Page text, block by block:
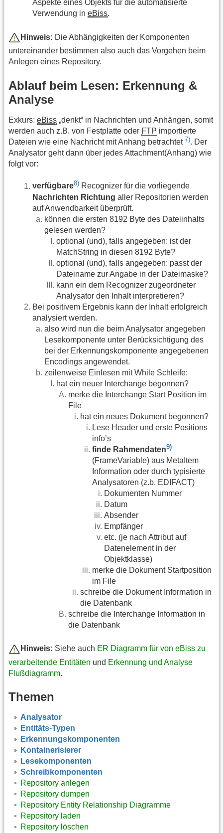
Aspekte eines Objekts für die automatisierte
Verwendung in eBiss.
Hinweis: Die Abhängigkeiten der Komponenten
untereinander bestimmen also auch das Vorgehen beim
Anlegen eines Repository.
Ablauf beim Lesen: Erkennung &
Analyse
Exkurs: eBiss „denkt“ in Nachrichten und Anhängen, somit
werden auch z.B. von Festplatte oder FTP importierte
Dateien wie eine Nachricht mit Anhang betrachtet 7). Der
Analysator geht dann über jedes Attachment(Anhang) wie
folgt vor:
verfügbare8) Recognizer für die vorliegende
Nachrichten Richtung aller Repositorien werden
auf Anwendbarkeit überprüft.
können die ersten 8192 Byte des Dateiinhalts
gelesen werden?
optional (und), falls angegeben: ist der
MatchString in diesen 8192 Byte?
optional (und), falls angegeben: passt der
Dateiname zur Angabe in der Dateimaske?
kann ein dem Recognizer zugeordneter
Analysator den Inhalt interpretieren?
Bei positivem Ergebnis kann der Inhalt erfolgreich
analysiert werden.
also wird nun die beim Analysator angegeben
Lesekomponente unter Berücksichtigung des
bei der Erkennungskomponente angegebenen
Encodings angewendet.
zeilenweise Einlesen mit While Schleife:
hat ein neuer Interchange begonnen?
merke die Interchange Start Position im
File
hat ein neues Dokument begonnen?
Lese Header und erste Positions
info’s
finde Rahmendaten9)
(FrameVariable) aus MetaItem
Information oder durch typisierte
Analysatoren (z.b. EDIFACT)
Dokumenten Nummer
Datum
Absender
Empfänger
etc. (je nach Attribut auf
Datenelement in der
Objektklasse)
merke die Dokument Startposition
im File
schreibe die Dokument Information in
die Datenbank
schreibe die Interchange Information in
die Datenbank
Hinweis: Siehe auch ER Diagramm für von eBiss zu
verarbeitende Entitäten und Erkennung und Analyse
Flußdiagramm.
Themen
Analysator
Entitäts-Typen
Erkennungskomponenten
Kontainerisierer
Lesekomponenten
Schreibkomponenten
Repository anlegen
Repository dumpen
Repository Entity Relationship Diagramme
Repository laden
Repository löschen